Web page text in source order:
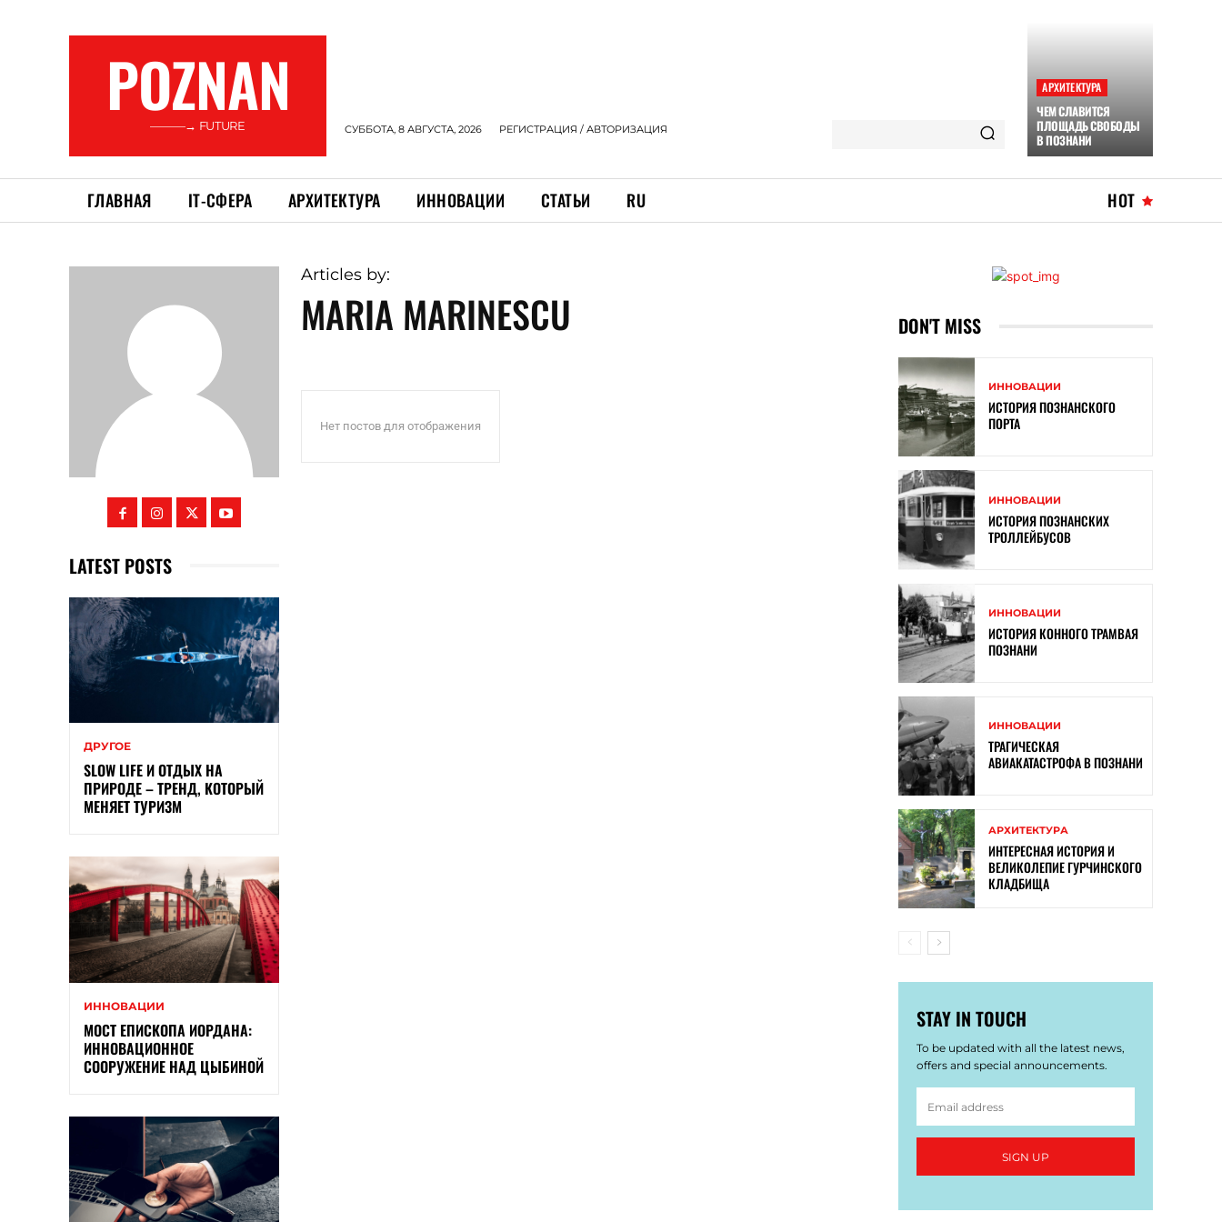
POZNAN
———→ FUTURE СУББОТА, 8 АВГУСТА, 2026 РЕГИСТРАЦИЯ / АВТОРИЗАЦИЯ
АРХИТЕКТУРА
ЧЕМ СЛАВИТСЯ
ПЛОЩАДЬ СВОБОДЫ
В ПОЗНАНИ
ГЛАВНАЯ ІТ-СФЕРА АРХИТЕКТУРА ИННОВАЦИИ СТАТЬИ RU HOT
LATEST POSTS
ДРУГОЕ
SLOW LIFE И ОТДЫХ НА
ПРИРОДЕ – ТРЕНД, КОТОРЫЙ
МЕНЯЕТ ТУРИЗМ
ИННОВАЦИИ
МОСТ ЕПИСКОПА ИОРДАНА:
ИННОВАЦИОННОЕ
СООРУЖЕНИЕ НАД ЦЫБИНОЙ
Articles by:
MARIA MARINESCU
Нет постов для отображения
DON'T MISS
ИННОВАЦИИ
ИСТОРИЯ ПОЗНАНСКОГО
ПОРТА
ИННОВАЦИИ
ИСТОРИЯ ПОЗНАНСКИХ
ТРОЛЛЕЙБУСОВ
ИННОВАЦИИ
ИСТОРИЯ КОННОГО ТРАМВАЯ
ПОЗНАНИ
ИННОВАЦИИ
ТРАГИЧЕСКАЯ
АВИАКАТАСТРОФА В ПОЗНАНИ
АРХИТЕКТУРА
ИНТЕРЕСНАЯ ИСТОРИЯ И
ВЕЛИКОЛЕПИЕ ГУРЧИНСКОГО
КЛАДБИЩА
STAY IN TOUCH
To be updated with all the latest news,
offers and special announcements.
SIGN UP